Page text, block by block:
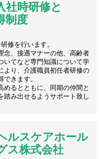
社時研修と
制度
修を行います。
念、接遇マナーの他、高齢者
いてなど専門知識について学
より、介護職員初任者研修の
きます。
めるとともに、同期の仲間と
踏み出せるようサポート致し
ルスケアホール
ス株式会社